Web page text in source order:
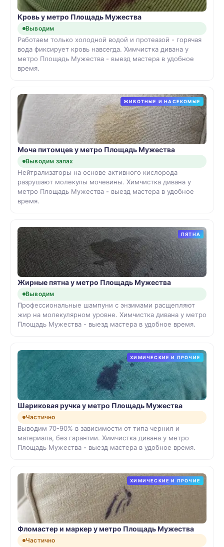
Кровь у метро Площадь Мужества
Выводим
Работаем только холодной водой и протеазой - горячая
вода фиксирует кровь навсегда. Химчистка дивана у
метро Площадь Мужества - выезд мастера в удобное
время.
ЖИВОТНЫЕ И НАСЕКОМЫЕ
Моча питомцев у метро Площадь Мужества
Выводим запах
Нейтрализаторы на основе активного кислорода
разрушают молекулы мочевины. Химчистка дивана у
метро Площадь Мужества - выезд мастера в удобное
время.
ПЯТНА
Жирные пятна у метро Площадь Мужества
Выводим
Профессиональные шампуни с энзимами расщепляют
жир на молекулярном уровне. Химчистка дивана у метро
Площадь Мужества - выезд мастера в удобное время.
ХИМИЧЕСКИЕ И ПРОЧИЕ
Шариковая ручка у метро Площадь Мужества
Частично
Выводим 70-90% в зависимости от типа чернил и
материала, без гарантии. Химчистка дивана у метро
Площадь Мужества - выезд мастера в удобное время.
ХИМИЧЕСКИЕ И ПРОЧИЕ
Фломастер и маркер у метро Площадь Мужества
Частично